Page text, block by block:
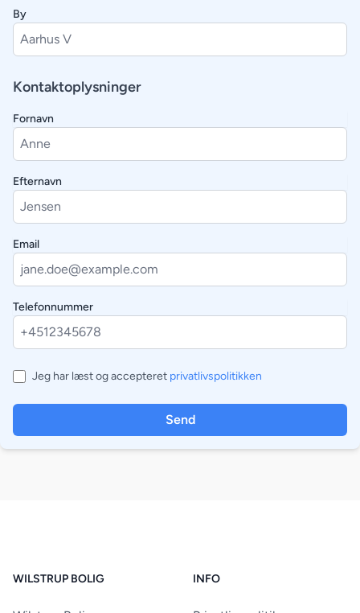
By
Kontaktoplysninger
Fornavn
Efternavn
Email
Telefonnummer
Jeg har læst og accepteret privatlivspolitikken
Send
WILSTRUP BOLIG INFO